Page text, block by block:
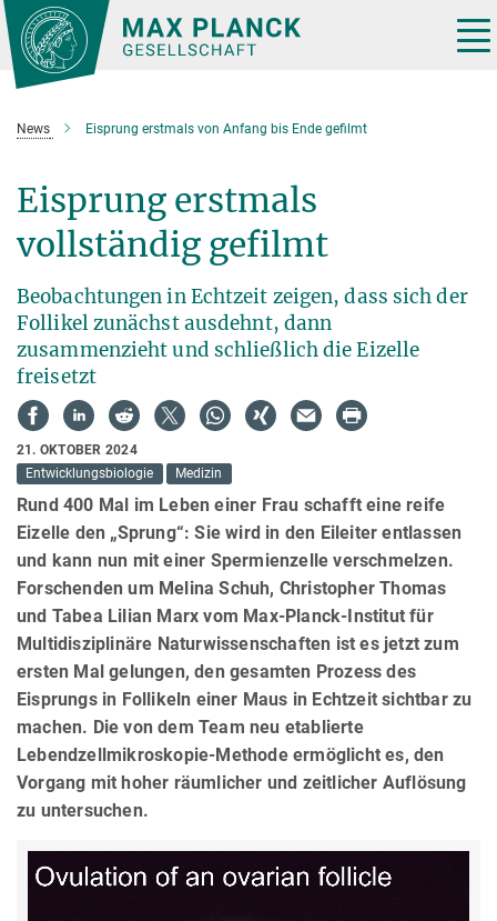
Hauptinhalt
News Eisprung erstmals von Anfang bis Ende gefilmt
Eisprung erstmals
vollständig gefilmt
Beobachtungen in Echtzeit zeigen, dass sich der
Follikel zunächst ausdehnt, dann
zusammenzieht und schließlich die Eizelle
freisetzt
21. OKTOBER 2024
Entwicklungsbiologie
Medizin
Rund 400 Mal im Leben einer Frau schafft eine reife
Eizelle den „Sprung“: Sie wird in den Eileiter entlassen
und kann nun mit einer Spermienzelle verschmelzen.
Forschenden um Melina Schuh, Christopher Thomas
und Tabea Lilian Marx vom Max-Planck-Institut für
Multidisziplinäre Naturwissenschaften ist es jetzt zum
ersten Mal gelungen, den gesamten Prozess des
Eisprungs in Follikeln einer Maus in Echtzeit sichtbar zu
machen. Die von dem Team neu etablierte
Lebendzellmikroskopie-Methode ermöglicht es, den
Vorgang mit hoher räumlicher und zeitlicher Auflösung
zu untersuchen.